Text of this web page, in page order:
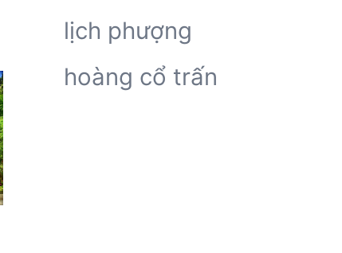
lịch phượng
hoàng cổ trấn